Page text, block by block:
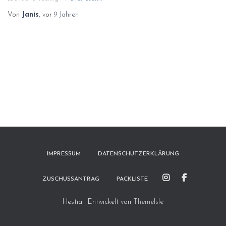
Von Janis, vor 9 Jahren
IMPRESSUM DATENSCHUTZERKLÄRUNG
ZUSCHUSSANTRAG PACKLISTE
Hestia | Entwickelt von ThemeIsle